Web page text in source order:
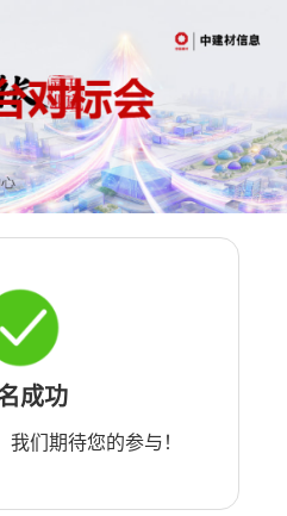
成功
们期待您的参与！